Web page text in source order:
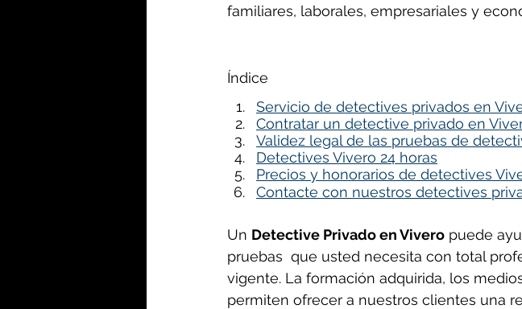
familiares, laborales, empresariales y
Índice
Servicio de detectives privados en
Contratar un detective privado en
Validez legal de las pruebas de
Detectives Vivero 24 horas
Precios y honorarios de detectives
Contacte con nuestros detectives
Un Detective Privado en Vivero puede
pruebas  que usted necesita con total
vigente. La formación adquirida, los
permiten ofrecer a nuestros clientes una